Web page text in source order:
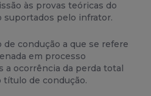
às provas teóricas do
suportados pelo infrator.
de condução a que se refere
em processo
a ocorrência da perda total
de condução.